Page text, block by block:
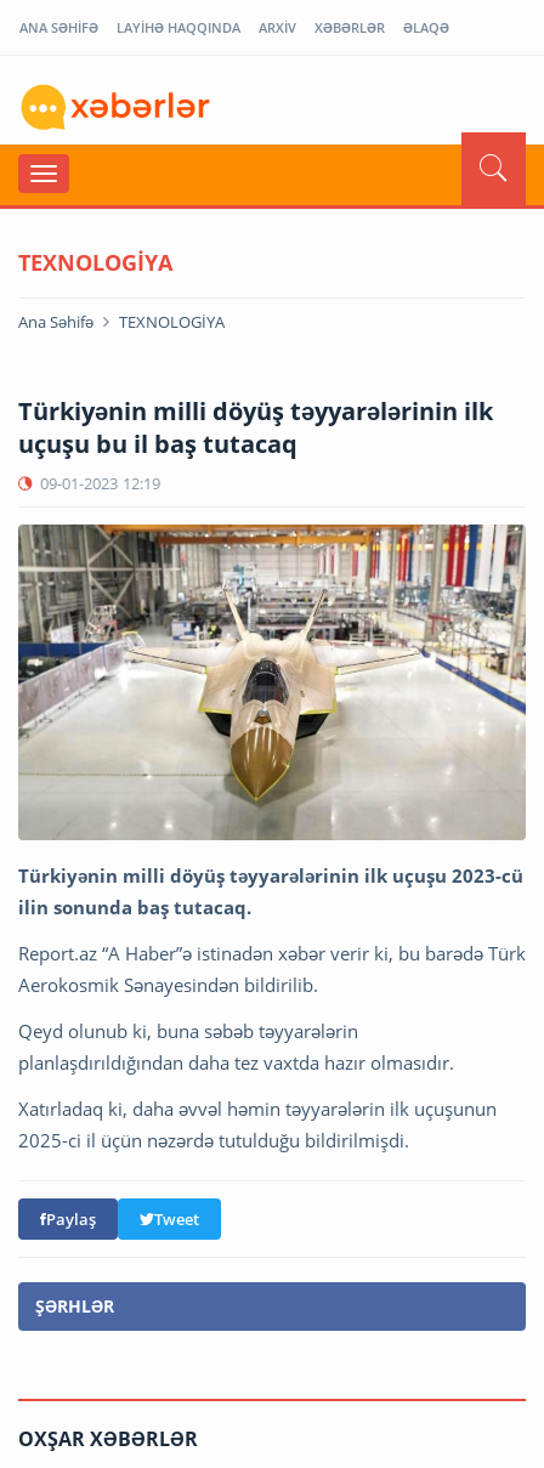
ANA SƏHİFƏ LAYİHƏ HAQQINDA ARXİV XƏBƏRLƏR ƏLAQƏ
TEXNOLOGİYA
Ana Səhifə TEXNOLOGİYA
Türkiyənin milli döyüş təyyarələrinin ilk
uçuşu bu il baş tutacaq
09-01-2023 12:19
Türkiyənin milli döyüş təyyarələrinin ilk uçuşu 2023-cü
ilin sonunda baş tutacaq.
Report.az “A Haber”ə istinadən xəbər verir ki, bu barədə Türk
Aerokosmik Sənayesindən bildirilib.
Qeyd olunub ki, buna səbəb təyyarələrin
planlaşdırıldığından daha tez vaxtda hazır olmasıdır.
Xatırladaq ki, daha əvvəl həmin təyyarələrin ilk uçuşunun
2025-ci il üçün nəzərdə tutulduğu bildirilmişdi.
Paylaş Tweet
ŞƏRHLƏR
OXŞAR XƏBƏRLƏR